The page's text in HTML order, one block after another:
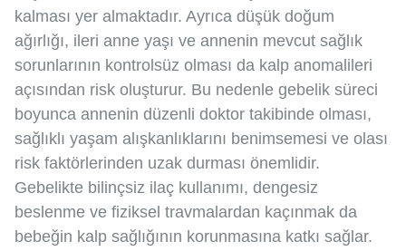
kalması yer almaktadır. Ayrıca düşük doğum
ağırlığı, ileri anne yaşı ve annenin mevcut sağlık
sorunlarının kontrolsüz olması da kalp anomalileri
açısından risk oluşturur. Bu nedenle gebelik süreci
boyunca annenin düzenli doktor takibinde olması,
sağlıklı yaşam alışkanlıklarını benimsemesi ve olası
risk faktörlerinden uzak durması önemlidir.
Gebelikte bilinçsiz ilaç kullanımı, dengesiz
beslenme ve fiziksel travmalardan kaçınmak da
bebeğin kalp sağlığının korunmasına katkı sağlar.